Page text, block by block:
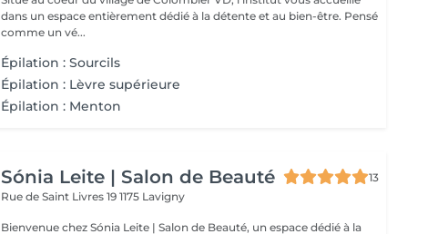
dans un espace entièrement dédié à la détente et au bien-être. Pensé
comme un vé...
Épilation : Sourcils
Épilation : Lèvre supérieure
Épilation : Menton
Sónia Leite | Salon de Beauté
13
Rue de Saint Livres 191175 Lavigny
Bienvenue chez Sónia Leite | Salon de Beauté, un espace dédié à la